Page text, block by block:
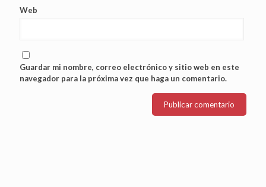
Web
Guardar mi nombre, correo electrónico y sitio web en este
navegador para la próxima vez que haga un comentario.